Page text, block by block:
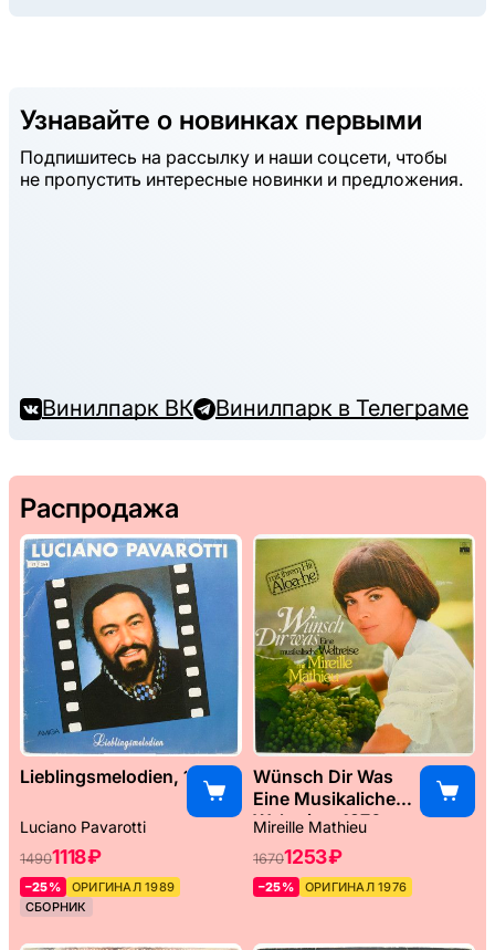
Узнавайте о новинках первыми
Подпишитесь на рассылку и наши соцсети, чтобы
не пропустить интересные новинки и предложения.
Винилпарк ВК Винилпарк в Телеграме
Распродажа
Lieblingsmelodien, 1989
Luciano Pavarotti
14901118 ₽
–25%
ОРИГИНАЛ 1989
СБОРНИК
Wünsch Dir Was
Eine Musikaliche
Weltreise, 1976
Mireille Mathieu
16701253 ₽
–25% ОРИГИНАЛ 1976